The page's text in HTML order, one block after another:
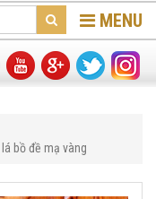
MENU
bồ đề mạ vàng